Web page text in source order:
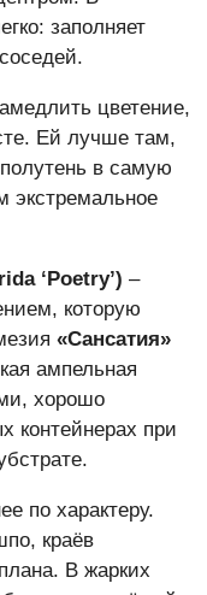
заполняет
цветение,
Ей лучше там,
полутень в самую
экстремальное
‘Poetry’) –
которую
«Сансатия»
ампельная
хорошо
контейнерах при
по характеру.
краёв
В жарких